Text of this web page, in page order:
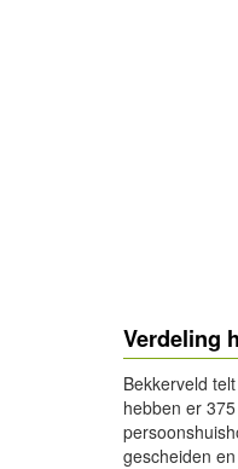
Verdeling
Bekkerveld
hebben er
gescheiden